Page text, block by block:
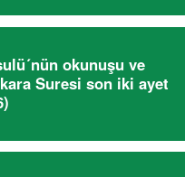
okunuşu ve
Suresi son iki ayet